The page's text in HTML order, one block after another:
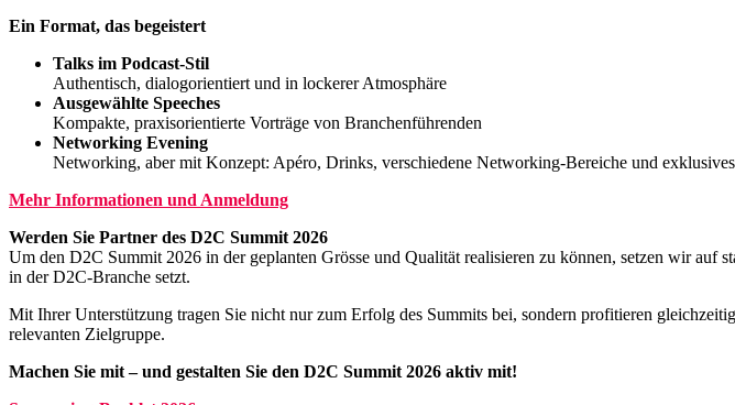
Ein Format, das begeistert
Talks im Podcast-Stil
Authentisch, dialogorientiert und in lockerer Atmosphäre
Ausgewählte Speeches
Kompakte, praxisorientierte Vorträge von Branchenführenden
Networking Evening
Networking, aber mit Konzept: Apéro, Drinks, verschiedene Networking-Bereiche und
Mehr Informationen und Anmeldung
Werden Sie Partner des D2C Summit 2026
Um den D2C Summit 2026 in der geplanten Grösse und Qualität realisieren zu können, setzen wir auf
in der D2C-Branche setzt.
Mit Ihrer Unterstützung tragen Sie nicht nur zum Erfolg des Summits bei, sondern profitieren
relevanten Zielgruppe.
Machen Sie mit – und gestalten Sie den D2C Summit 2026 aktiv mit!